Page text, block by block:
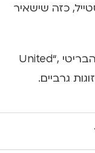
כזה שישאיר
קולקציית "HOT CHICK" של המותג הבריטי ,“United